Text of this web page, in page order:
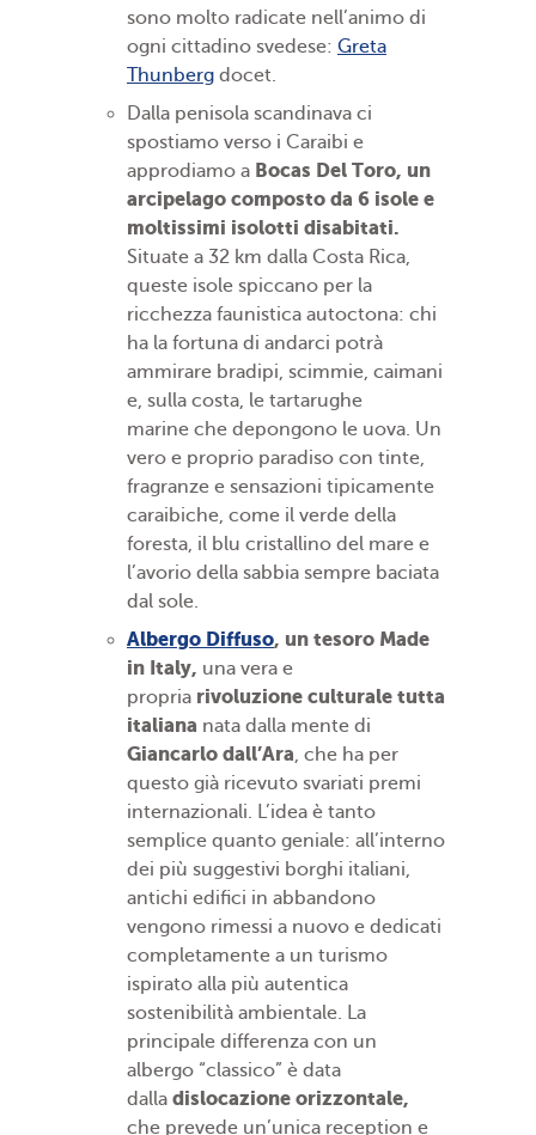
sono molto radicate nell’animo di
ogni cittadino svedese: Greta
Thunberg docet.
Dalla penisola scandinava ci
spostiamo verso i Caraibi e
approdiamo a Bocas Del Toro, un
arcipelago composto da 6 isole e
moltissimi isolotti disabitati.
Situate a 32 km dalla Costa Rica,
queste isole spiccano per la
ricchezza faunistica autoctona: chi
ha la fortuna di andarci potrà
ammirare bradipi, scimmie, caimani
e, sulla costa, le tartarughe
marine che depongono le uova. Un
vero e proprio paradiso con tinte,
fragranze e sensazioni tipicamente
caraibiche, come il verde della
foresta, il blu cristallino del mare e
l’avorio della sabbia sempre baciata
dal sole.
Albergo Diffuso, un tesoro Made
in Italy, una vera e
propria rivoluzione culturale tutta
italiana nata dalla mente di
Giancarlo dall’Ara, che ha per
questo già ricevuto svariati premi
internazionali. L’idea è tanto
semplice quanto geniale: all’interno
dei più suggestivi borghi italiani,
antichi edifici in abbandono
vengono rimessi a nuovo e dedicati
completamente a un turismo
ispirato alla più autentica
sostenibilità ambientale. La
principale differenza con un
albergo “classico” è data
dalla dislocazione orizzontale,
che prevede un’unica reception e